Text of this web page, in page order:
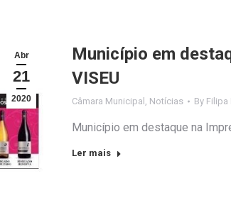
Abr
21
2020
Município em
VISEU
Câmara Municipal , Notícias By Filipa
Município em destaque na
Ler mais